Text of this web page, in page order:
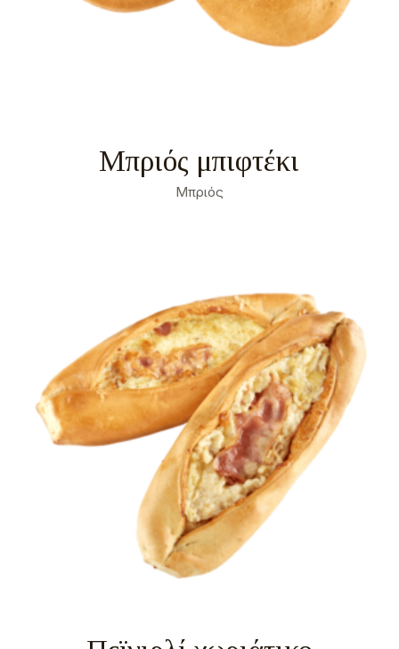
Μπριός μπιφτέκι
Μπριός
Σχετικά
Τα cookies είναι μικρά αρχεία κειμένου που
χρησιμοποιούνται από τους δικτυακούς τόπους για
να κάνουν την εμπειρία του χρήστη πιο
αποτελεσματική.
Ο νόμος αναφέρει ότι μπορούμε να αποθηκεύσουμε
τα cookies στη συσκευή σας, εφόσον είναι
απολύτως αναγκαία για τη λειτουργία αυτής της
ιστοσελίδας. Για όλους τους άλλους τύπους cookies
χρειαζόμαστε την άδειά σας.
Μπορείτε να αλλάξετε ή να καταργήσετε τη
συναίνεσή σας ανά πάσα στιγμή μέσω της Δήλωσης
για τα Cookies στην ιστοσελίδα μας.
Μάθετε περισσότερα σχετικά με το ποιοι είμαστε,
με το πως μπορείτε να επικοινωνήσετε μαζί μας και
με το πως επεξεργαζόμαστε τα προσωπικά
δεδομένα στην Πολιτική Προστασίας Προσωπικών
Δεδομένων μας. Παρακαλούμε αναφέρετε το
αναγνωριστικό και την ημερομηνία της συναίνεσής
σας όταν επικοινωνείτε μαζί μας σχετικά με τη
Η δήλωση Cookie ενημερώθηκε τελευταία φορά στις 1/71/2026 από το